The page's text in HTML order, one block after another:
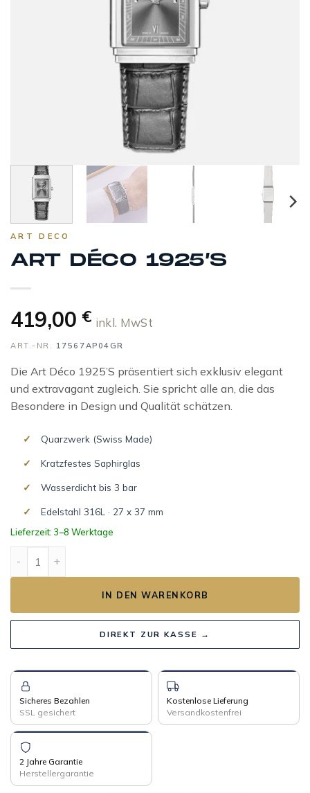
ART DECO
ART DÉCO 1925’S
419,00 € inkl. MwSt
ART.-NR. 17567AP04GR
Die Art Déco 1925’S präsentiert sich exklusiv elegant
und extravagant zugleich. Sie spricht alle an, die das
Besondere in Design und Qualität schätzen.
Quarzwerk (Swiss Made)
Kratzfestes Saphirglas
Wasserdicht bis 3 bar
Edelstahl 316L · 27 x 37 mm
Lieferzeit: 3–8 Werktage
IN DEN WARENKORB
DIREKT ZUR KASSE →
Sicheres Bezahlen
SSL gesichert
Kostenlose Lieferung
Versandkostenfrei
2 Jahre Garantie
Herstellergarantie